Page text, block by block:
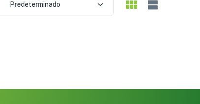
Predeterminado